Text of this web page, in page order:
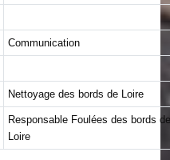
Communication
Nettoyage des bords de Loire
Responsable Foulées des bords de
Loire